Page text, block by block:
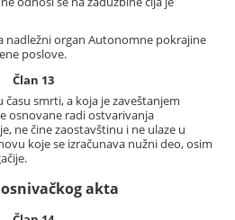
nadležni organ Autonomne pokrajine
poslove.
Član 13
času smrti, a koja je zaveštanjem
osnovane radi ostvarivanja
ne čine zaostavštinu i ne ulaze u
koje se izračunava nužni deo, osim
akta